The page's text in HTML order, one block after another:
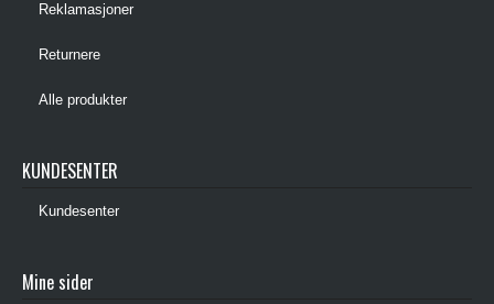
Reklamasjoner
Returnere
Alle produkter
KUNDESENTER
Kundesenter
Mine sider